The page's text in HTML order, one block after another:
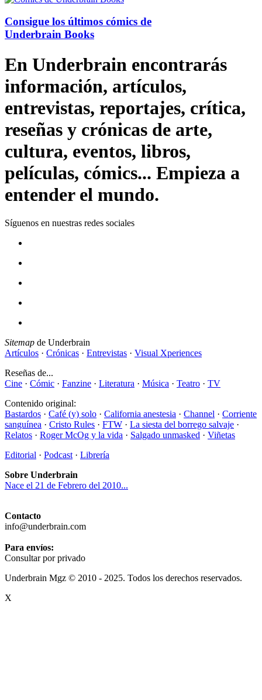
Consigue los últimos cómics de
Underbrain Books
En Underbrain encontrarás
información, artículos,
entrevistas, reportajes, crítica,
reseñas y crónicas de arte,
cultura, eventos, libros,
películas, cómics... Empieza a
entender el mundo.
Síguenos en nuestras redes sociales
Sitemap de Underbrain
Artículos · Crónicas · Entrevistas · Visual Xperiences
Reseñas de...
Cine · Cómic · Fanzine · Literatura · Música · Teatro · TV
Contenido original:
Bastardos · Café (y) solo · California anestesia · Channel · Corriente
sanguínea · Cristo Rules · FTW · La siesta del borrego salvaje ·
Relatos · Roger McOg y la vida · Salgado unmasked · Viñetas
Editorial · Podcast · Librería
Sobre Underbrain
Nace el 21 de Febrero del 2010...
Contacto
info@underbrain.com
Para envíos:
Consultar por privado
Underbrain Mgz © 2010 - 2025. Todos los derechos reservados.
X